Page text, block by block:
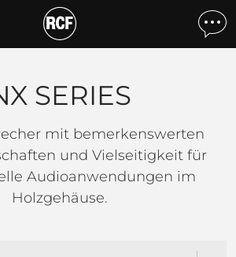
SERIES
mit bemerkenswerten
und Vielseitigkeit für
Audioanwendungen im
Holzgehäuse.